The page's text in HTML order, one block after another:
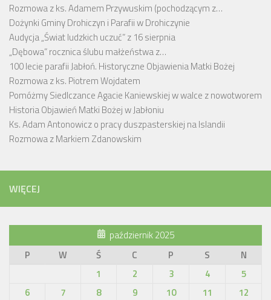
Rozmowa z ks. Adamem Przywuskim (pochodzącym z…
Dożynki Gminy Drohiczyn i Parafii w Drohiczynie
Audycja „Świat ludzkich uczuć” z 16 sierpnia
„Dębowa” rocznica ślubu małżeństwa z…
100 lecie parafii Jabłoń. Historyczne Objawienia Matki Bożej
Rozmowa z ks. Piotrem Wojdatem
Pomóżmy Siedlczance Agacie Kaniewskiej w walce z nowotworem
Historia Objawień Matki Bożej w Jabłoniu
Ks. Adam Antonowicz o pracy duszpasterskiej na Islandii
Rozmowa z Markiem Zdanowskim
WIĘCEJ
październik 2025
P
W Ś C P S
N
1
2 3 4
5
6
7 8 9 10 11
12